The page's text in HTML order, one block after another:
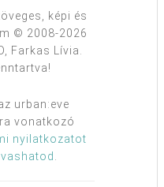
képi és
© 2008-2026
Farkas Lívia.
urban:eve
vonatkozó
nyilatkozatot